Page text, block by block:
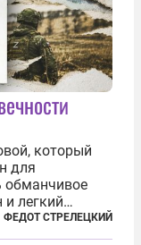
который
для
обманчивое
и легкий
ФЕДОТ СТРЕЛЕЦКИЙ